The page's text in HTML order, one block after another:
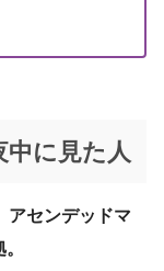
に見た人
アセンデッドマ